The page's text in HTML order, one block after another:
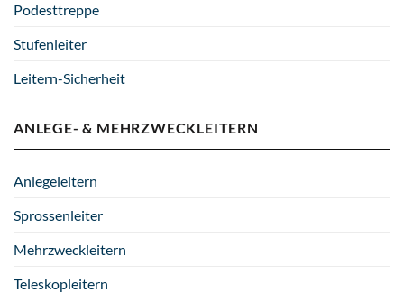
Podesttreppe
Stufenleiter
Leitern-Sicherheit
ANLEGE- & MEHRZWECKLEITERN
Anlegeleitern
Sprossenleiter
Mehrzweckleitern
Teleskopleitern